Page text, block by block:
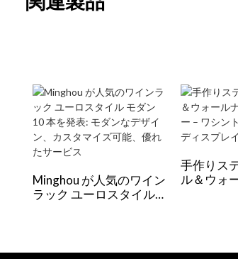
Minghou が人気のワイン
ラック ユーロスタイル
ス
手作りス
ル＆ウォ